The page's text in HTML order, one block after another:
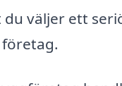
väljer ett